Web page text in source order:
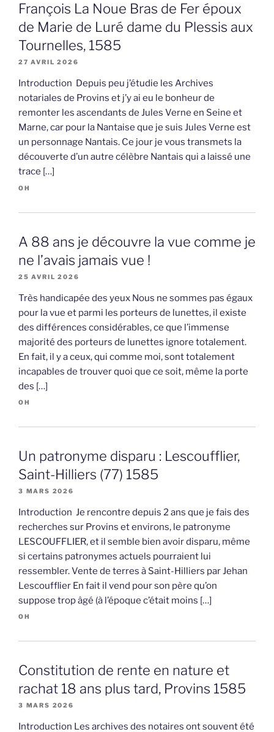
François La Noue Bras de Fer époux
de Marie de Luré dame du Plessis aux
Tournelles, 1585
27 AVRIL 2026
Introduction Depuis peu j’étudie les Archives
notariales de Provins et j’y ai eu le bonheur de
remonter les ascendants de Jules Verne en Seine et
Marne, car pour la Nantaise que je suis Jules Verne est
un personnage Nantais. Ce jour je vous transmets la
découverte d’un autre célèbre Nantais qui a laissé une
trace […]
OH
A 88 ans je découvre la vue comme je
ne l’avais jamais vue !
25 AVRIL 2026
Très handicapée des yeux Nous ne sommes pas égaux
pour la vue et parmi les porteurs de lunettes, il existe
des différences considérables, ce que l’immense
majorité des porteurs de lunettes ignore totalement.
En fait, il y a ceux, qui comme moi, sont totalement
incapables de trouver quoi que ce soit, même la porte
des […]
OH
Un patronyme disparu : Lescoufflier,
Saint-Hilliers (77) 1585
3 MARS 2026
Introduction Je rencontre depuis 2 ans que je fais des
recherches sur Provins et environs, le patronyme
LESCOUFFLIER, et il semble bien avoir disparu, même
si certains patronymes actuels pourraient lui
ressembler. Vente de terres à Saint-Hilliers par Jehan
Lescoufflier En fait il vend pour son père qu’on
suppose trop âgé (à l’époque c’était moins […]
OH
Constitution de rente en nature et
rachat 18 ans plus tard, Provins 1585
3 MARS 2026
Introduction Les archives des notaires ont souvent été